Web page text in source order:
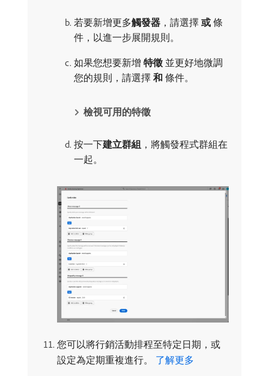
若要新增更多​觸發器 ，請選擇​ 或 ​條
件，以進一步展開規則。
如果您想要新增​ 特徵 ​並更好地微調
您的規則，請選擇​ 和 ​條件。
檢視可用的特徵
按一下​建立群組 ，將觸發程式群組在
一起。
您可以將行銷活動排程至特定日期，或
設定為定期重複進行。 了解更多